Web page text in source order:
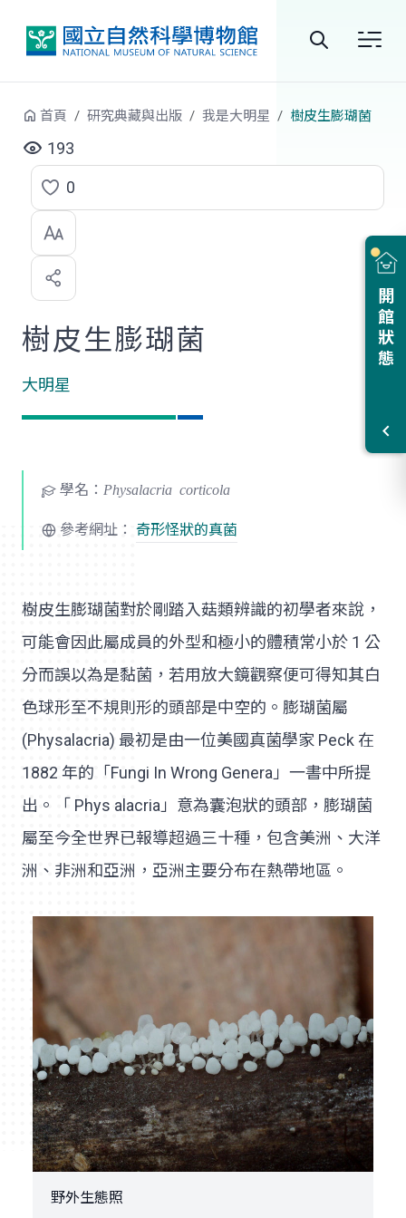
站
尋
開館狀態
首頁 研究典藏與出版 我是大明星 樹皮生膨瑚菌
193
點
選
喜
歡
0
樹皮生膨瑚菌
大明星
學名： Physalacria corticola
參考網址： 奇形怪狀的真菌
樹皮生膨瑚菌對於剛踏入菇類辨識的初學者來說，
可能會因此屬成員的外型和極小的體積常小於 1 公
分而誤以為是黏菌，若用放大鏡觀察便可得知其白
色球形至不規則形的頭部是中空的。膨瑚菌屬
(Physalacria) 最初是由一位美國真菌學家 Peck 在
1882 年的「Fungi In Wrong Genera」一書中所提
出。「 Phys alacria」意為囊泡狀的頭部，膨瑚菌
屬至今全世界已報導超過三十種，包含美洲、大洋
洲、非洲和亞洲，亞洲主要分布在熱帶地區。
野外生態照